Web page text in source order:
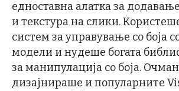
едноставна алатка за
и текстура на слики.
систем за управување со боја
модели и нудеше богата
за манипулација со боја.
дизајнираше и популарните